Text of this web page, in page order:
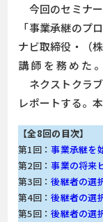
今回のセミナ
「事業承継のプ
ナビ取締役・（
講師を務めた。
ネクストクラ
レポートする。
【全8回の目次】
第1回：事業承継を
第2回：事業の将来
第3回：後継者の選
第4回：後継者の選
第5回：後継者の選